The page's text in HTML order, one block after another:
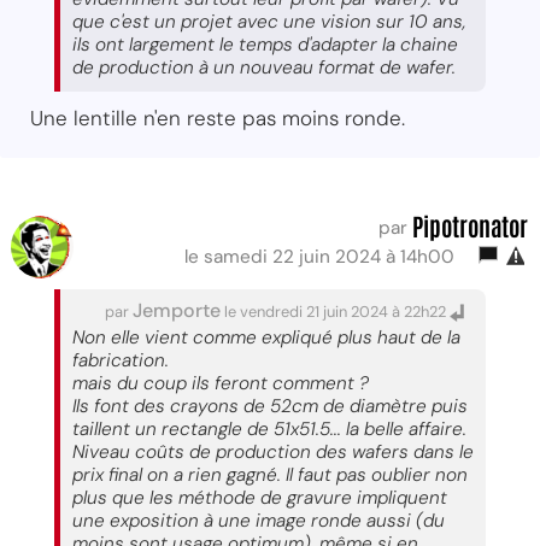
que c'est un projet avec une vision sur 10 ans,
ils ont largement le temps d'adapter la chaine
de production à un nouveau format de wafer.
Une lentille n'en reste pas moins ronde.
par Pipotronator
le samedi 22 juin 2024 à 14h00
parJemporte le vendredi 21 juin 2024 à 22h22
Non elle vient comme expliqué plus haut de la
fabrication.
mais du coup ils feront comment ?
Ils font des crayons de 52cm de diamètre puis
taillent un rectangle de 51x51.5... la belle affaire.
Niveau coûts de production des wafers dans le
prix final on a rien gagné. Il faut pas oublier non
plus que les méthode de gravure impliquent
une exposition à une image ronde aussi (du